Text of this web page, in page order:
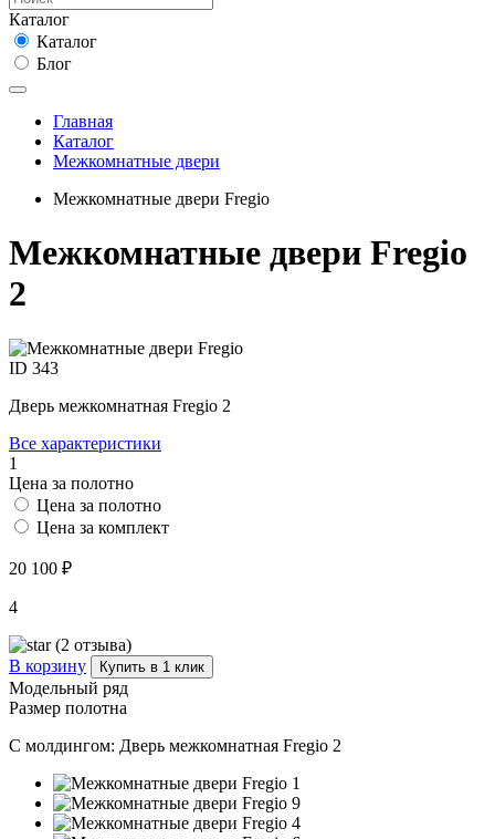
Каталог
Каталог
Блог
Главная
Каталог
Межкомнатные двери
Межкомнатные двери Fregio
Межкомнатные двери Fregio
2
ID 343
Дверь межкомнатная Fregio 2
Все характеристики
1
Цена за полотно
Цена за полотно
Цена за комплект
20 100 ₽
4
(2 отзыва)
В корзину
Купить в 1 клик
Модельный ряд
Размер полотна
С молдингом: Дверь межкомнатная Fregio 2